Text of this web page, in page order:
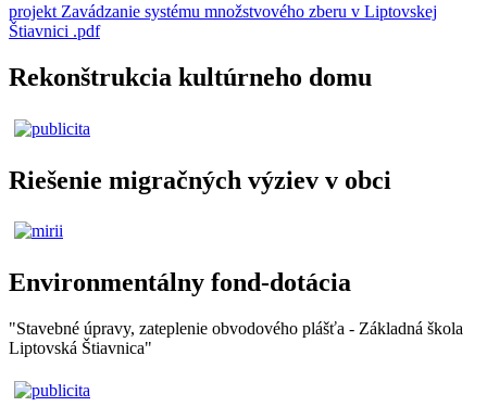
projekt Zavádzanie systému množstvového zberu v Liptovskej
Štiavnici .pdf
Rekonštrukcia kultúrneho domu
Riešenie migračných výziev v obci
Environmentálny fond-dotácia
"Stavebné úpravy, zateplenie obvodového plášťa - Základná škola
Liptovská Štiavnica"